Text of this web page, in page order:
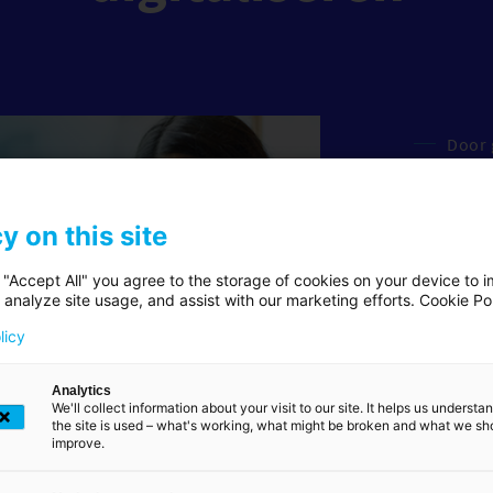
Verifieer mijn gebruikers
Door
on this site
All" you agree to the storage of cookies on your device to
analyze site usage, and assist with our marketing efforts. Cookie
Analytics
We'll collect information about your visit to our site. It helps us
the site is used – what's working, what might be broken and what we
improve.